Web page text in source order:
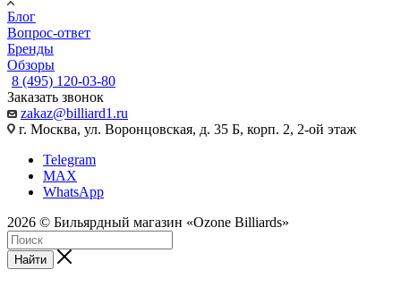
Блог
Вопрос-ответ
Бренды
Обзоры
8 (495) 120-03-80
Заказать звонок
zakaz@billiard1.ru
г. Москва, ул. Воронцовская, д. 35 Б, корп. 2, 2-ой этаж
Telegram
MAX
WhatsApp
2026 © Бильярдный магазин «Ozone Billiards»
Найти